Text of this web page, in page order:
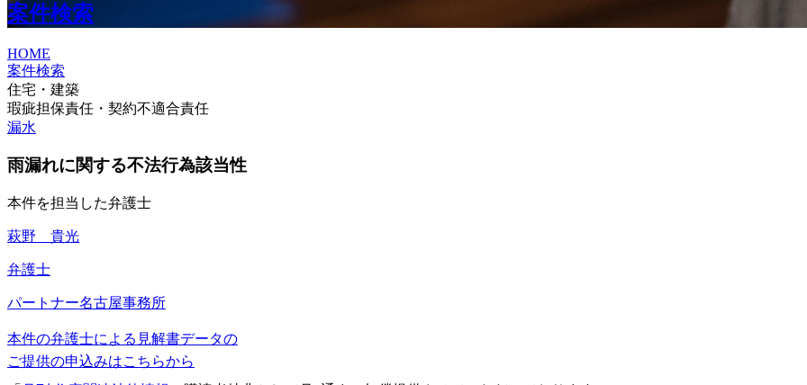
案件検索
HOME
案件検索
住宅・建築
瑕疵担保責任・契約不適合責任
漏水
雨漏れに関する不法行為該当性
本件を担当した弁護士
萩野 貴光
弁護士
パートナー名古屋事務所
本件の弁護士による見解書データの
ご提供の申込みはこちらから